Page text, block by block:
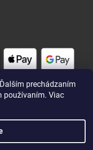
prechádzaním
používaním. Viac